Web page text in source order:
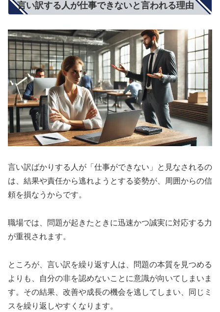
言い訳する人が仕事できないと言われる理由
言い訳ばかりする人が「仕事ができない」と見なされるの
は、結果や責任から逃れようとする姿勢が、周囲からの信
頼を損なうからです。
職場では、問題が起きたときに迅速かつ誠実に対応する力
が重視されます。
ところが、言い訳を繰り返す人は、問題の本質を見つめる
よりも、自分の非を認めないことに意識が向いてしまいま
す。その結果、改善や成長の機会を逃してしまい、同じミ
スを繰り返しやすくなります。